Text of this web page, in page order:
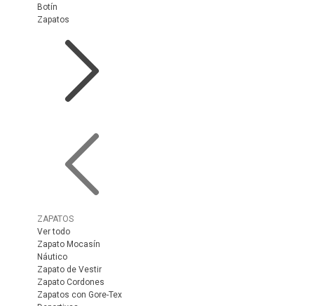
Botín
Zapatos
ZAPATOS
Ver todo
Zapato Mocasín
Náutico
Zapato de Vestir
Zapato Cordones
Zapatos con Gore-Tex